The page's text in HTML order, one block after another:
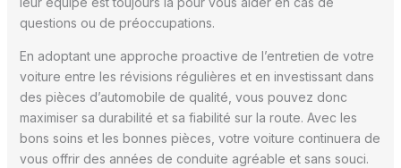
questions ou de préoccupations.
En adoptant une approche proactive de l’entretien de votre
voiture entre les révisions régulières et en investissant dans
des pièces d’automobile de qualité, vous pouvez donc
maximiser sa durabilité et sa fiabilité sur la route. Avec les
bons soins et les bonnes pièces, votre voiture continuera de
vous offrir des années de conduite agréable et sans souci.